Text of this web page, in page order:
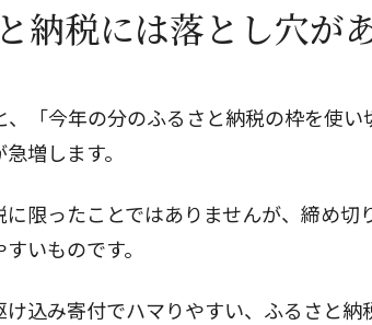
納税には落とし穴が
、「今年の分のふるさと納税の枠を使
増します。
に限ったことではありませんが、締め切
いものです。
け込み寄付でハマりやすい、ふるさと納